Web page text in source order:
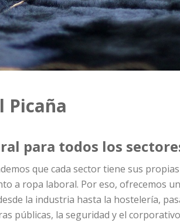
Picaña
para todos los
que cada sector tiene sus
a ropa laboral. Por eso, ofrecemos
la industria hasta la hostelería,
públicas, la seguridad y el